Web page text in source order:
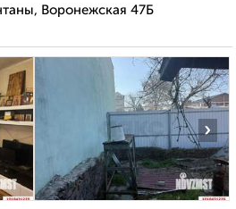
Воронежская 47Б
›